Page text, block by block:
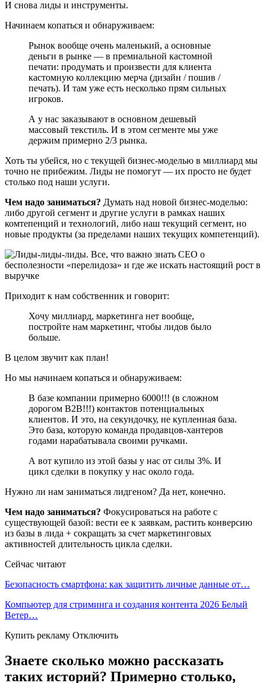
И снова лиды и инструменты.
Начинаем копаться и обнаруживаем:
Рынок вообще очень маленький, а основные
деньги в рынке — в премиальной кастомной
печати: продумать и произвести для клиента
кастомную коллекцию мерча (дизайн / пошив /
печать). И там уже есть несколько прям сильных
игроков.
А у нас заказывают в основном дешевый
массовый текстиль. И в этом сегменте мы уже
держим примерно 2/3 рынка.
Хоть ты убейся, но с текущей бизнес-моделью в миллиард мы
точно не прибежим. Лиды не помогут — их просто не будет
столько под наши услуги.
Чем надо заниматься? Думать над новой бизнес-моделью:
либо другой сегмент и другие услуги в рамках наших
комтепенций и технологий, либо наш текущий сегмент, но
новые продукты (за пределами наших текущих компетенций).
Приходит к нам собственник и говорит:
Хочу миллиард, маркетинга нет вообще,
постройте нам маркетинг, чтобы лидов было
больше.
В целом звучит как план!
Но мы начинаем копаться и обнаруживаем:
В базе компании примерно 6000!!! (в сложном
дорогом B2B!!!) контактов потенциальных
клиентов. И это, на секундочку, не купленная база.
Это база, которую команда продавцов-хантеров
годами нарабатывала своими ручками.
А вот купило из этой базы у нас от силы 3%. И
цикл сделки в покупку у нас около года.
Нужно ли нам заниматься лидгеном? Да нет, конечно.
Чем надо заниматься? Фокусироваться на работе с
существующей базой: вести ее к заявкам, растить конверсию
из базы в лида + сокращать за счет маркетинговых
активностей длительность цикла сделки.
Сейчас читают
Безопасность смартфона: как защитить личные данные от…
Компьютер для стриминга и создания контента 2026 Белый
Ветер…
Купить рекламу Отключить
Знаете сколько можно рассказать
таких историй? Примерно столько,